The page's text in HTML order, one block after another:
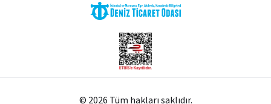
© 2026 Tüm hakları saklıdır.